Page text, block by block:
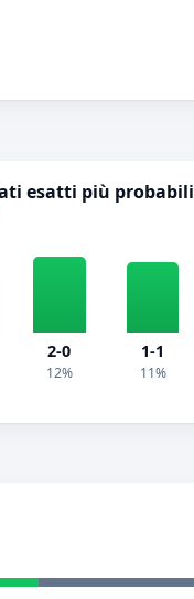
esatti più probabili
2-0
12%
1-1
11%